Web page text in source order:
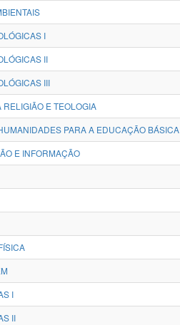
I
II
III
E TEOLOGIA
PARA A EDUCAÇÃO BÁSICA
E INFORMAÇÃO
I
II